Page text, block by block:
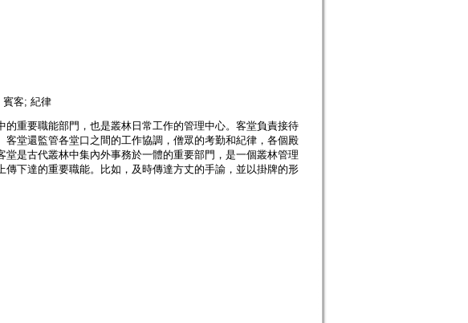
客; 紀律
重要職能部門，也是叢林日常工作的管理中心。客堂負責接待
堂還監管各堂口之間的工作協調，僧眾的考勤和紀律，各個殿
是古代叢林中集內外事務於一體的重要部門，是一個叢林管理
下達的重要職能。比如，及時傳達方丈的手諭，並以掛牌的形